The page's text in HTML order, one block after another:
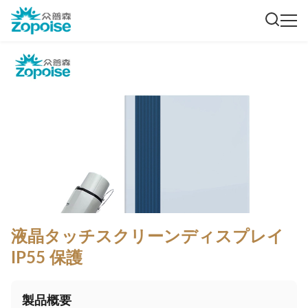
液晶タッチスクリーンディスプレイ
IP55 保護
製品概要